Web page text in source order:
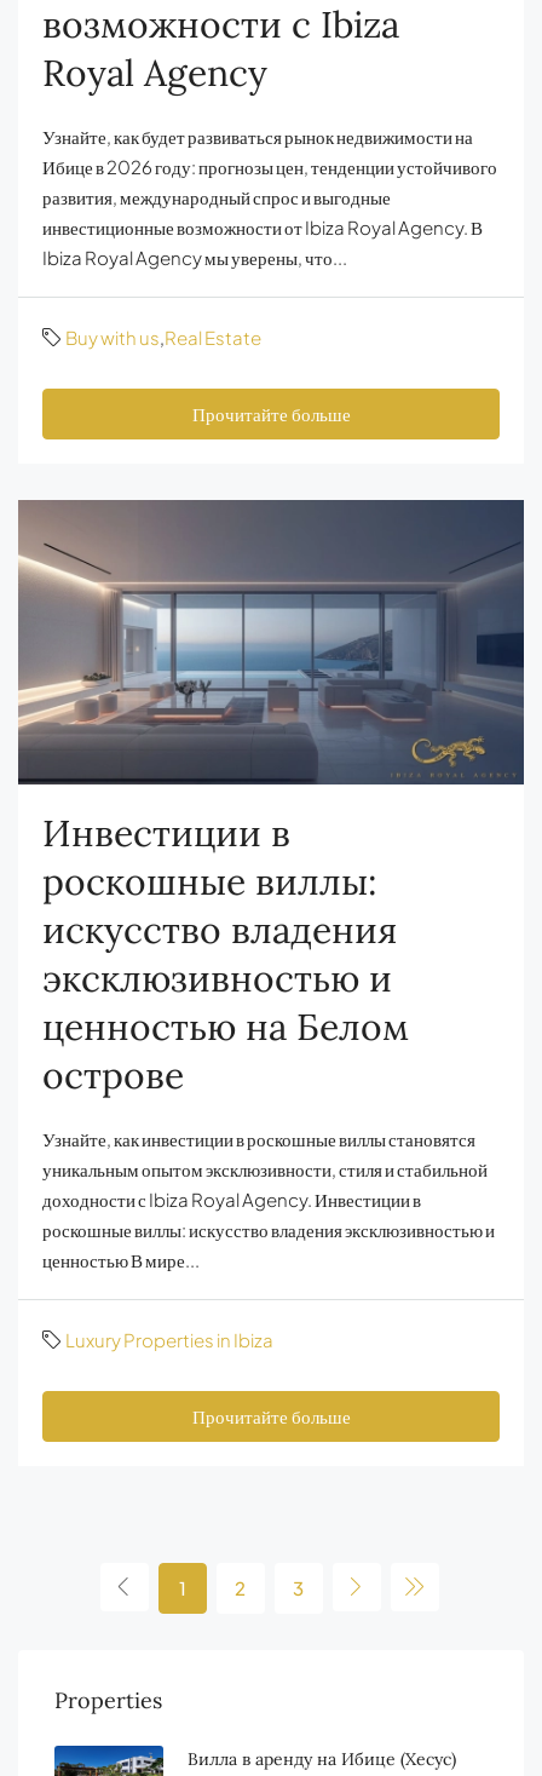
возможности с Ibiza
Royal Agency
Узнайте, как будет развиваться рынок недвижимости на
Ибице в 2026 году: прогнозы цен, тенденции устойчивого
развития, международный спрос и выгодные
инвестиционные возможности от Ibiza Royal Agency. В
Ibiza Royal Agency мы уверены, что...
Buy with us Real Estate
Прочитайте больше
Инвестиции в
роскошные виллы:
искусство владения
эксклюзивностью и
ценностью на Белом
острове
Узнайте, как инвестиции в роскошные виллы становятся
уникальным опытом эксклюзивности, стиля и стабильной
доходности с Ibiza Royal Agency. Инвестиции в
роскошные виллы: искусство владения эксклюзивностью и
ценностью В мире...
Luxury Properties in Ibiza
Прочитайте больше
1 2 3
Properties
Вилла в аренду на Ибице (Хесус)